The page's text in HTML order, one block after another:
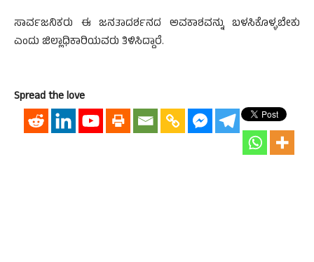
ಸಾರ್ವಜನಿಕರು ಈ ಜನತಾದರ್ಶನದ ಅವಕಾಶವನ್ನು ಬಳಸಿಕೊಳ್ಳಬೇಕು
ಎಂದು ಜಿಲ್ಲಾಧಿಕಾರಿಯವರು ತಿಳಿಸಿದ್ದಾರೆ.
Spread the love